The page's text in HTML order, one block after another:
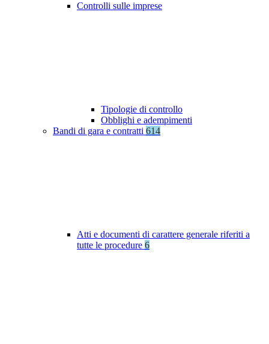
Controlli sulle imprese
Tipologie di controllo
Obblighi e adempimenti
Bandi di gara e contratti 614
Atti e documenti di carattere generale riferiti a
tutte le procedure 6